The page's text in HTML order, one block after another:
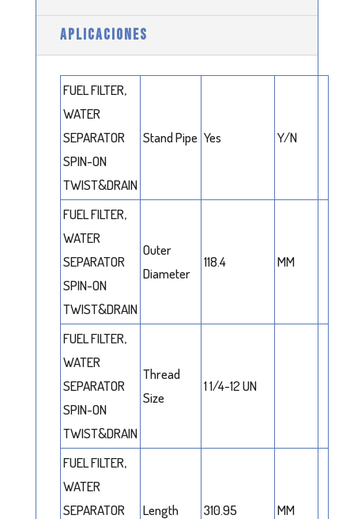
APLICACIONES
FUEL FILTER,
WATER
SEPARATOR
SPIN-ON
TWIST&DRAIN
Stand Pipe Yes Y/N
FUEL FILTER,
WATER
SEPARATOR
SPIN-ON
TWIST&DRAIN
Outer
Diameter
118.4 MM
FUEL FILTER,
WATER
SEPARATOR
SPIN-ON
TWIST&DRAIN
Thread
Size
1 1/4-12 UN
FUEL FILTER,
WATER
SEPARATOR
Length 310.95 MM